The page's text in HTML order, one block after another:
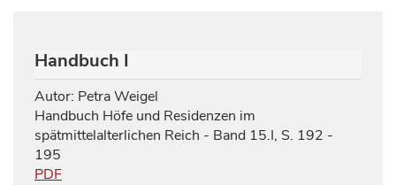
Handbuch I
Autor: Petra Weigel
Handbuch Höfe und Residenzen im
spätmittelalterlichen Reich - Band 15.I, S. 192 -
195
PDF